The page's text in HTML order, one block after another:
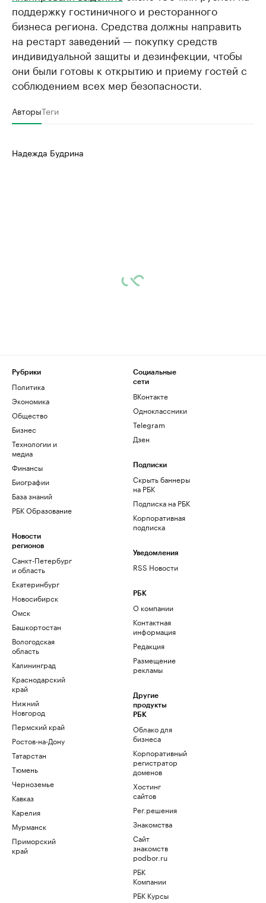
поддержку гостиничного и ресторанного
бизнеса региона. Средства должны направить
на рестарт заведений — покупку средств
индивидуальной защиты и дезинфекции, чтобы
они были готовы к открытию и приему гостей с
соблюдением всех мер безопасности.
АвторыТеги
Надежда Будрина
Рубрики
Политика
Экономика
Общество
Бизнес
Технологии и
медиа
Финансы
Биографии
База знаний
РБК Образование
Новости
регионов
Санкт-Петербург
и область
Екатеринбург
Новосибирск
Омск
Башкортостан
Вологодская
область
Калининград
Краснодарский
край
Нижний
Новгород
Пермский край
Ростов-на-Дону
Татарстан
Тюмень
Черноземье
Кавказ
Карелия
Мурманск
Приморский
край
Социальные
сети
ВКонтакте
Одноклассники
Telegram
Дзен
Подписки
Скрыть баннеры
на РБК
Подписка на РБК
Корпоративная
подписка
Уведомления
RSS Новости
РБК
О компании
Контактная
информация
Редакция
Размещение
рекламы
Другие
продукты
РБК
Облако для
бизнеса
Корпоративный
регистратор
доменов
Хостинг
сайтов
Рег.решения
Знакомства
Сайт
знакомств
podbor.ru
РБК
Компании
РБК Курсы